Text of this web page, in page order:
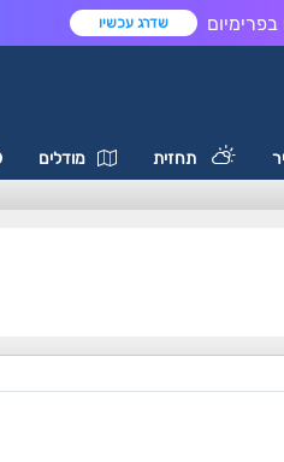
שדרג עכשיו
תחזית מודלים